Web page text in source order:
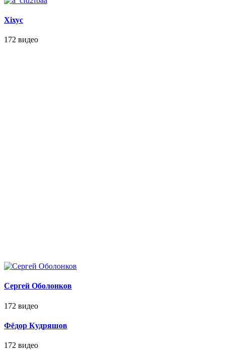
Хiхус
172 видео
Сергей Оболонков
172 видео
Фёдор Кудряшов
172 видео